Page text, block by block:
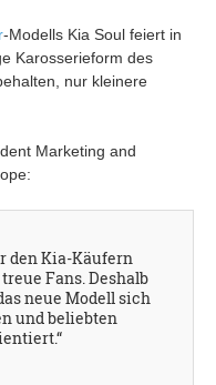
-Modells Kia Soul feiert in
Karosserieform des
nur kleinere
Marketing and
den Kia-Käufern
Fans. Deshalb
neue Modell sich
und beliebten